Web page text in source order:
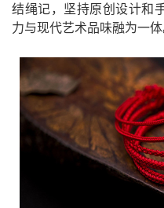
结绳记，坚持原创设计和
力与现代艺术品味融为一体